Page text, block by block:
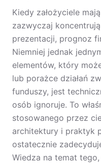
Kiedy założyciele
zazwyczaj
prezentacji, prognoz
Niemniej jednak
elementów, który
lub porażce działań
funduszy, jest
osób ignoruje. To
stosowanego przez
architektury i praktyk
ostatecznie
Wiedza na temat